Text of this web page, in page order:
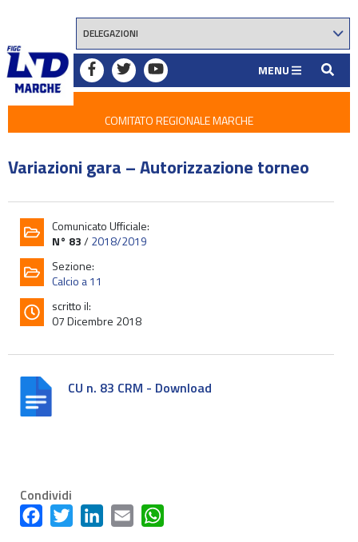
MENU
COMITATO REGIONALE MARCHE
Variazioni gara – Autorizzazione torneo
Comunicato Ufficiale:
N° 83/2018/2019
Sezione:
Calcio a 11
scritto il:
07 Dicembre 2018
CU n. 83 CRM - Download
Condividi
FacebookTwitter LinkedInEmail